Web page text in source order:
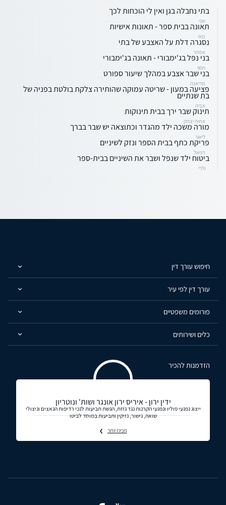
בתי נחבלה בגן ואין לי הוכחות לכך
שני
תאונה בבית ספר - תאונות אישיות
מאי
נסגרה דלת על האצבע של בתי
אסתר
בני נפל בג'ימבורי - תאונה בג'ימבורי
חסוי
בני שבר אצבע במהלך שיעור ספורט
מריאנה
פציעה במעון - שריטה עמוקה שהותירה צלקת בולטת בפניה של
בת שנתיים
אביה
תינוק שבר ירך בבית תינוקות
אתיה יצחק
מורה משכה ילד מהגדר וכתוצאה יש שבר בברך
ליאור
פריקת כתף בבית הספר ונזק לשיניים
דניאל
ביטוח ילד שנפל ושבר את השיניים בבית-ספר
ולרי
חיפוש עורך דין
עורך דין לפי עיר
פורומים משפטיים
כלים ושירותים
הזדמנות להכיר
ידין ירון - איריס ירון אונגר ושות' ונוטריון
ייצוג נפגעי פוליו ונפגעי הקרנות נגד גזזת, הגשת תביעות לנכי רדיפות הנאצים וניצולי
שואה, גישור, נזיקין ותביעות במוסד לביטו
תכירו יותר